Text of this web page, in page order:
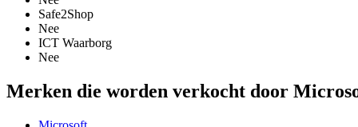
Safe2Shop
Nee
ICT Waarborg
Nee
Merken die worden verkocht door